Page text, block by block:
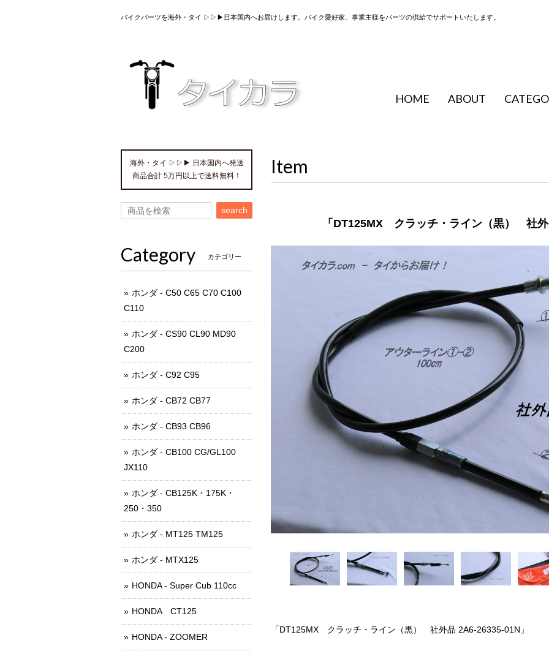
バイクパーツを海外・タイ ▷▷▶日本国内へお届けします。バイク愛好家、事業主様をパーツの供給でサポートいたします。
HOME ABOUT
Item
「DT125MX クラッチ・ライン（黒） 社
「DT125MX クラッチ・ライン（黒） 社外品 2A6-26335-01N」
海外・タイ ▷▷▶ 日本国内へ発送
商品合計 5万円以上で送料無料！
search
Category カテゴリー
ホンダ - C50 C65 C70 C100
C110
ホンダ - CS90 CL90 MD90
C200
ホンダ - C92 C95
ホンダ - CB72 CB77
ホンダ - CB93 CB96
ホンダ - CB100 CG/GL100
JX110
ホンダ - CB125K・175K・
250・350
ホンダ - MT125 TM125
ホンダ - MTX125
HONDA - Super Cub 110cc
HONDA CT125
HONDA - ZOOMER